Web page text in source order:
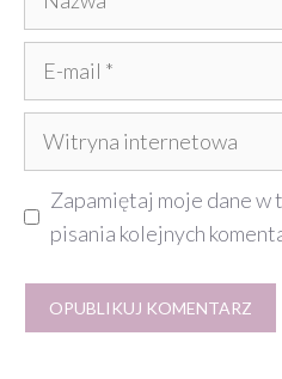
Witryna
internetowa
Zapamiętaj moje dane
pisania kolejnych